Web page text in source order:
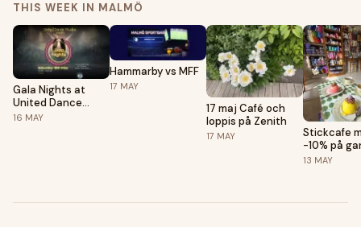
THIS WEEK IN MALMÖ
Gala Nights at
United Dance
Studios - Season
16 MAY
Hammarby vs MFF
17 MAY
17 maj Café och
loppis på Zenith
17 MAY
Stickcafe
-10% på
13 MAY